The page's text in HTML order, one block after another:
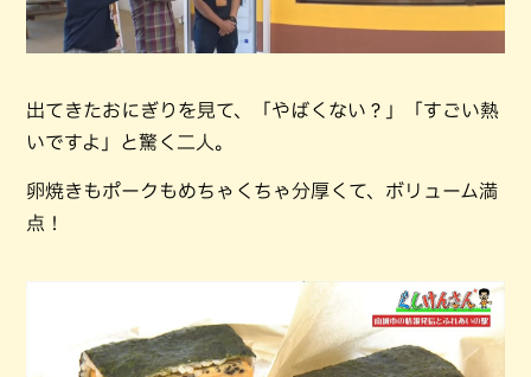
出てきたおにぎりを見て、「やばくない？」「すごい熱
いですよ」と驚く二人。
卵焼きもポークもめちゃくちゃ分厚くて、ボリューム満
点！